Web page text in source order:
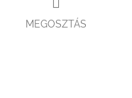
MEGOSZTÁS